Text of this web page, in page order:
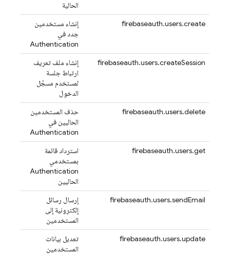
الحالية
firebaseauth.users.create
إنشاء مستخدمين
جدد في
Authentication
firebaseauth.users.createSession
إنشاء ملف تعريف
ارتباط جلسة
لمستخدم مسجّل
الدخول
firebaseauth.users.delete
حذف المستخدمين
الحاليين في
Authentication
firebaseauth.users.get
استرداد قائمة
بمستخدمي
Authentication
الحاليين
firebaseauth.users.sendEmail
إرسال رسائل
إلكترونية إلى
المستخدمين
firebaseauth.users.update
تعديل بيانات
المستخدمين